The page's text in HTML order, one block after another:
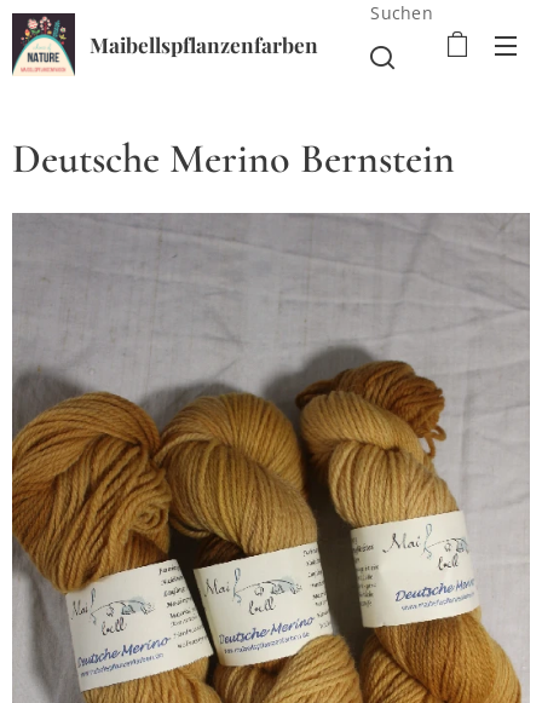
Maibellspflanzenfarben
Suchen
Deutsche Merino Bernstein